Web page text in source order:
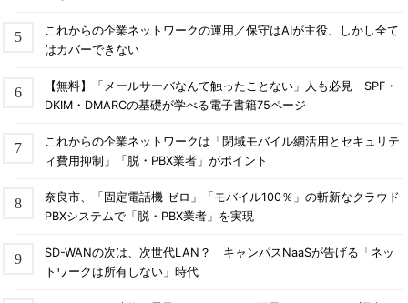
これからの企業ネットワークの運用／保守はAIが主役、しかし全て
はカバーできない
【無料】「メールサーバなんて触ったことない」人も必見 SPF・
DKIM・DMARCの基礎が学べる電子書籍75ページ
これからの企業ネットワークは「閉域モバイル網活用とセキュリテ
ィ費用抑制」「脱・PBX業者」がポイント
奈良市、「固定電話機 ゼロ」「モバイル100％」の斬新なクラウド
PBXシステムで「脱・PBX業者」を実現
SD-WANの次は、次世代LAN？ キャンパスNaaSが告げる「ネッ
トワークは所有しない」時代